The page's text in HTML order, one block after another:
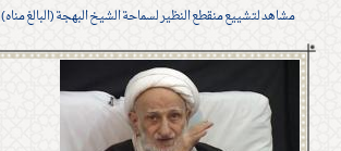
مشاهد لتشييع منقطع النظير لسماحة الشيخ البهجة (البالغ مناه)